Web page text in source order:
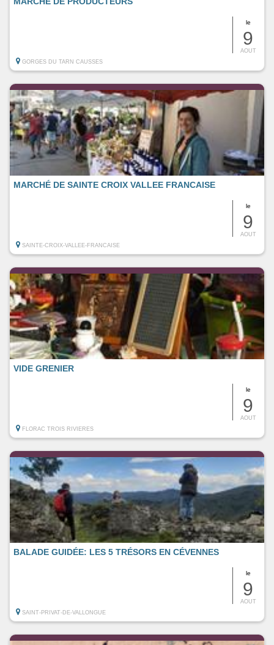
le
9
AOUT
GORGES DU TARN CAUSSES
le
9
AOUT
MARCHÉ DE SAINTE CROIX VALLEE FRANCAISE
SAINTE-CROIX-VALLEE-FRANCAISE
le
9
AOUT
VIDE GRENIER
FLORAC TROIS RIVIERES
le
9
AOUT
BALADE GUIDÉE: LES 5 TRÉSORS EN CÉVENNES
SAINT-PRIVAT-DE-VALLONGUE